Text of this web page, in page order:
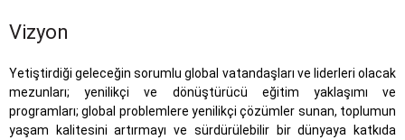
Vizyon
Yetiştirdiği geleceğin sorumlu global vatandaşları ve liderleri olacak
mezunları; yenilikçi ve dönüştürücü eğitim yaklaşımı ve
programları; global problemlere yenilikçi çözümler sunan, toplumun
yaşam kalitesini artırmayı ve sürdürülebilir bir dünyaya katkıda